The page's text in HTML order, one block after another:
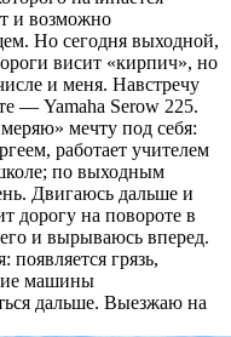
и возможно
Но сегодня выходной,
висит «кирпич», но
и меня. Навстречу
— Yamaha Serow 225.
мечту под себя:
работает учителем
по выходным
Двигаюсь дальше и
дорогу на повороте в
и вырываюсь вперед.
появляется грязь,
машины
дальше. Выезжаю на